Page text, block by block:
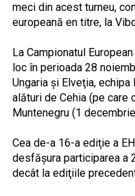
meci din acest turneu,
europeană en titre, la
La Campionatul
loc în perioada 28
Ungaria şi Elveţia, echipa
alături de Cehia (pe care
Muntenegru (1
Cea de-a 16-a ediţie a
desfăşura participarea a
decât la ediţiile